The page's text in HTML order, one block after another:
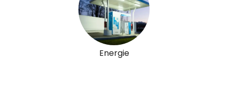
Energie